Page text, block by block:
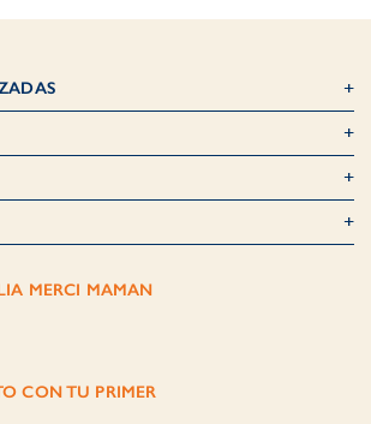
MERCI MAMAN
CON TU PRIMER